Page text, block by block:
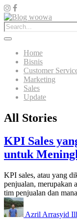
Home
Bisnis
Customer
Marketing
Sales
Update
All Stories
KPI Sales
untuk
KPI sales, atau yang
penjualan, merupakan
tim penjualan dan
Azril Arrasyid